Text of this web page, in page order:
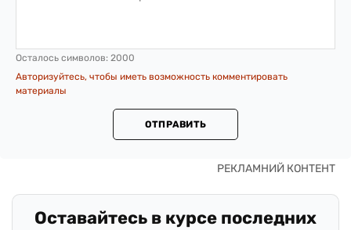
Осталось символов: 2000
Авторизуйтесь, чтобы иметь возможность комментировать
материалы
ОТПРАВИТЬ
Оставайтесь в курсе последних